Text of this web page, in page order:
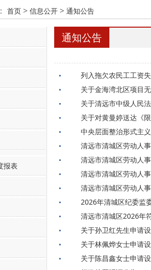
首页 > 信息公开 > 通知公告
报表
通知公告
列入拖欠农民工工资
关于金海湾北区项目
关于清远市中级人民
关于对黄曼婷送达《
中央层面整治形式主
清远市清城区劳动人
清远市清城区劳动人
清远市清城区劳动人
清远市清城区劳动人
2026年清城区纪委监
清远市清城区2026年
关于孙卫红先生申请
关于林佩烨女士申请
关于陈昌鑫女士申请